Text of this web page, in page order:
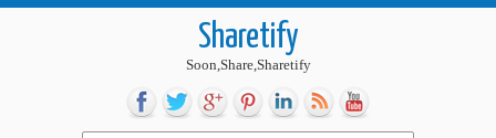
Sharetify
Soon,Share,Sharetify